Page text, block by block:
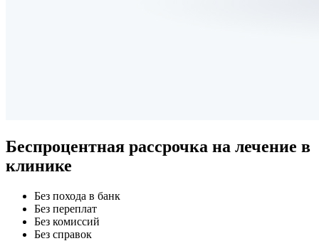
Беспроцентная рассрочка на лечение в
клинике
Без похода в банк
Без переплат
Без комиссий
Без справок